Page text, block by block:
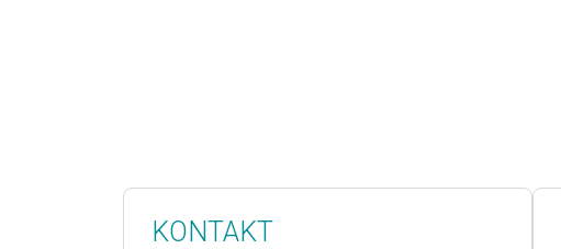
KONTAKT